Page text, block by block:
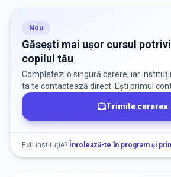
CATEGORII
Selectează Categorii
Vârstă
Nou
Găsești mai ușor cursul
copilul tău
Completezi o singură cerere, iar
ta te contactează direct. Ești primul
Trimite cererea
Ești instituție? Înrolează-te în program și